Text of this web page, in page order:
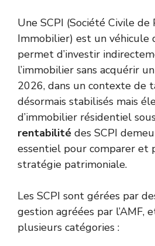
Une SCPI (Société Civile de
Immobilier) est un véhicule
permet d’investir
l’immobilier sans acquérir
2026, dans un contexte de
désormais stabilisés mais
d’immobilier résidentiel
rentabilité des SCPI
essentiel pour comparer et
stratégie patrimoniale.
Les SCPI sont gérées par
gestion agréées par l’AMF,
plusieurs catégories :